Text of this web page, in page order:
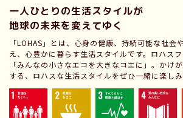
一人ひとりの生活スタイルが
地球の未来を変えてゆく
「LOHAS」とは、心身の健康、持続可能な社会
え、心豊かに暮らす生活スタイルです。ロハスフ
「みんなの小さなエコを大きなコエに」。かけ
する、ロハスな生活スタイルをぜひ一緒に楽しみ